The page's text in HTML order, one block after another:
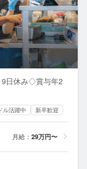
日休み◇賞与年2
ル活躍中 新卒歓迎
月給： 29万円〜